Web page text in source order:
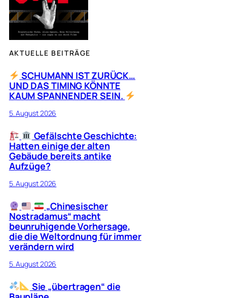
AKTUELLE BEITRÄGE
SCHUMANN IST ZURÜCK…
UND DAS TIMING KÖNNTE
KAUM SPANNENDER SEIN.
5. August 2026
Gefälschte Geschichte:
Hatten einige der alten
Gebäude bereits antike
Aufzüge?
5. August 2026
„Chinesischer
Nostradamus“ macht
beunruhigende Vorhersage,
die die Weltordnung für immer
verändern wird
5. August 2026
Sie „übertragen“ die